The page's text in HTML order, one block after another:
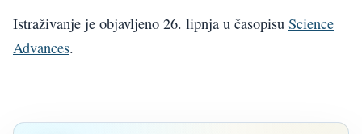
Istraživanje je objavljeno 26. lipnja u časopisu Science
Advances.